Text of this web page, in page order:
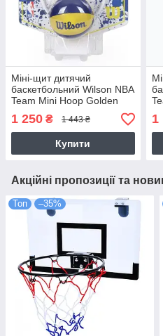
Міні-щит дитячий
баскетбольний Wilson NBA
Team Mini Hoop Golden
(WTBA1302GOL)
1 250 ₴ 1 443 ₴
Купити
1
Акційні пропозиції та
Топ –35%